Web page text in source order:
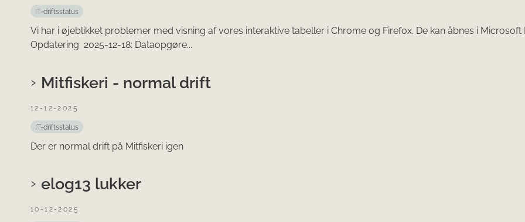
IT-driftsstatus
Vi har i øjeblikket problemer med visning af vores interaktive tabeller i Chrome og Firefox. De kan åbnes i Microsoft
Opdatering 2025-12-18: Dataopgøre...
Mitfiskeri - normal drift
12-12-2025
IT-driftsstatus
Der er normal drift på Mitfiskeri igen
elog13 lukker
10-12-2025